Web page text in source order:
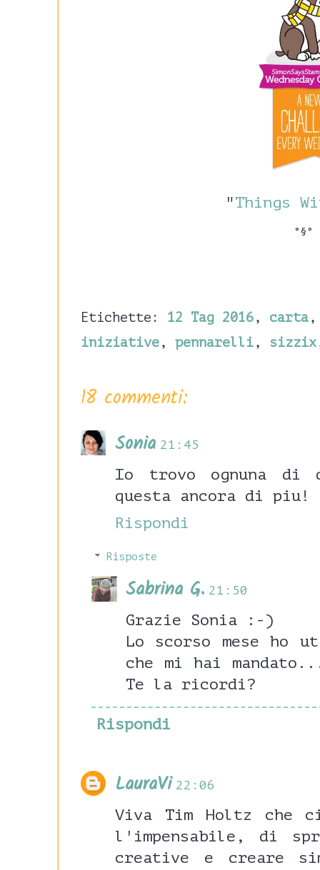
"Things
°§°
Etichette: 12 Tag 2016 , carta
iniziative , pennarelli , sizzix
18 commenti:
Sonia 21:45
Io trovo ognuna di
questa ancora di piu!
Rispondi
Risposte
Sabrina G. 21:50
Grazie Sonia :-)
Lo scorso mese ho
che mi hai
Te la ricordi?
Rispondi
LauraVi 22:06
Viva Tim Holtz che
l'impensabile, di
creative e creare